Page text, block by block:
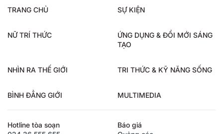
TRANG CHỦ SỰ KIỆN
NỮ TRÍ THỨC
ỨNG DỤNG & ĐỔI MỚI SÁNG
TẠO
NHÌN RA THẾ GIỚI TRI THỨC & KỸ NĂNG SỐNG
BÌNH ĐẲNG GIỚI MULTIMEDIA
Hotline tòa soạn
Báo giá